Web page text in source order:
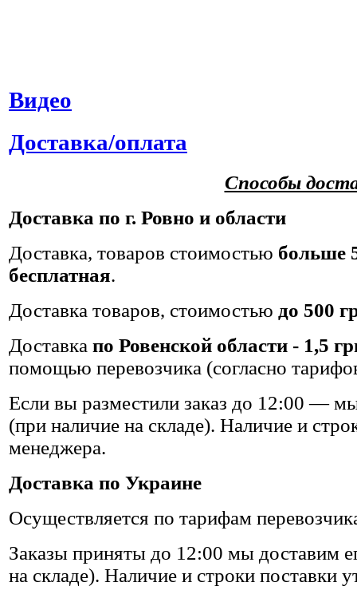
Видео
Доставка/оплата
Способы
Доставка по г. Ровно и области
Доставка, товаров стоимостью больше
бесплатная.
Доставка товаров, стоимостью до 500
Доставка по Ровенской области - 1,5
помощью перевозчика (согласно
Если вы разместили заказ до 12:00 —
(при наличие на складе). Наличие и
менеджера.
Доставка по Украине
Осуществляется по тарифам
Заказы приняты до 12:00 мы доставим
на складе). Наличие и строки поставки